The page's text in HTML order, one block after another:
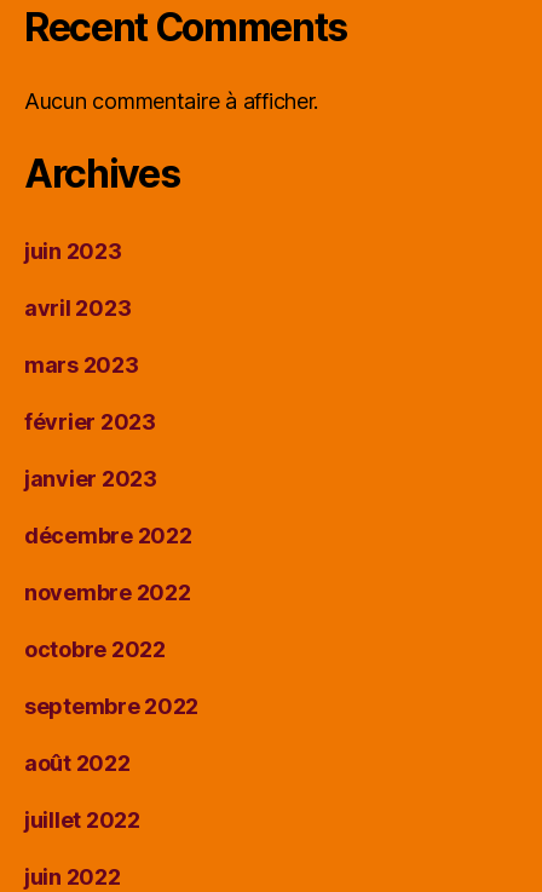
Recent Comments
Aucun commentaire à afficher.
Archives
juin 2023
avril 2023
mars 2023
février 2023
janvier 2023
décembre 2022
novembre 2022
octobre 2022
septembre 2022
août 2022
juillet 2022
juin 2022